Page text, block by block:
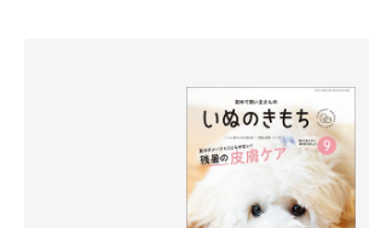
スヌーピーちゃんが家に来てから楽しいこと
じつは最初は大変なこともあったといいます